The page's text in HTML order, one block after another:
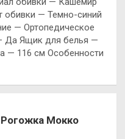
— Темно-синий
— Ортопедическое
Да Ящик для белья —
116 см Особенности
Мокко